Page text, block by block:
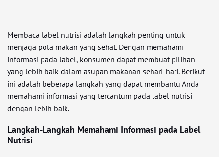
Membaca label nutrisi adalah langkah penting untuk
menjaga pola makan yang sehat. Dengan memahami
informasi pada label, konsumen dapat membuat pilihan
yang lebih baik dalam asupan makanan sehari-hari. Berikut
ini adalah beberapa langkah yang dapat membantu Anda
memahami informasi yang tercantum pada label nutrisi
dengan lebih baik.
Langkah-Langkah Memahami Informasi pada Label
Nutrisi